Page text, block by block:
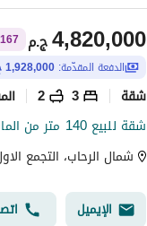
ج.م4,820,000
40,167 ج.م
الدفعة المقدّمة: 1,928,000 ج.م
شقة 3
2
شمال الرحاب، التجمع
الإيميل